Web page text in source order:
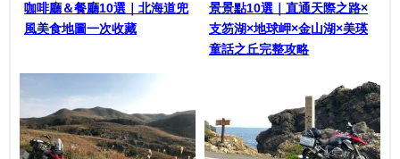
咖啡廳＆餐廳10選｜北海道兜
風美食地圖一次收藏
景景點10選｜直通天際之路×
支笏湖×地球岬×金山湖×美瑛
童話之丘完整攻略